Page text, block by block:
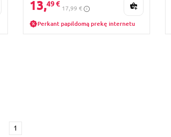
13,49 €
17,99 €
Perkant papildomą prekę internetu
1